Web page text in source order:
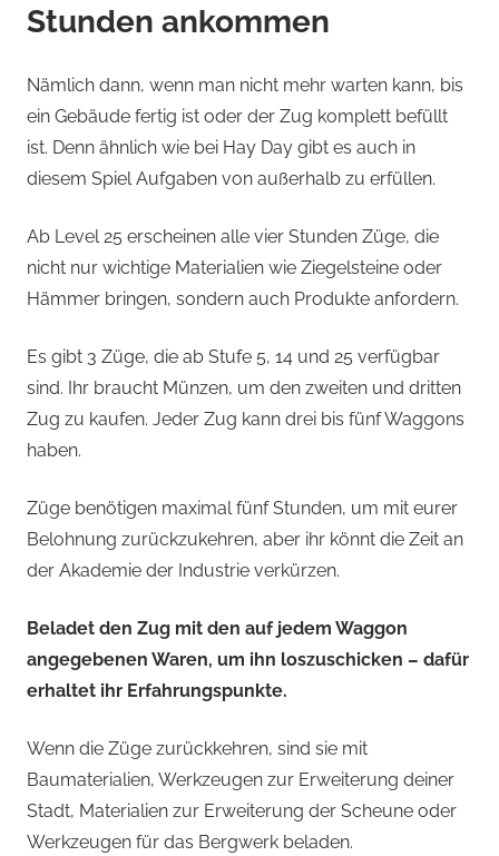
Stunden ankommen
Nämlich dann, wenn man nicht mehr warten kann, bis
ein Gebäude fertig ist oder der Zug komplett befüllt
ist. Denn ähnlich wie bei Hay Day gibt es auch in
diesem Spiel Aufgaben von außerhalb zu erfüllen.
Ab Level 25 erscheinen alle vier Stunden Züge, die
nicht nur wichtige Materialien wie Ziegelsteine oder
Hämmer bringen, sondern auch Produkte anfordern.
Es gibt 3 Züge, die ab Stufe 5, 14 und 25 verfügbar
sind. Ihr braucht Münzen, um den zweiten und dritten
Zug zu kaufen. Jeder Zug kann drei bis fünf Waggons
haben.
Züge benötigen maximal fünf Stunden, um mit eurer
Belohnung zurückzukehren, aber ihr könnt die Zeit an
der Akademie der Industrie verkürzen.
Beladet den Zug mit den auf jedem Waggon
angegebenen Waren, um ihn loszuschicken – dafür
erhaltet ihr Erfahrungspunkte.
Wenn die Züge zurückkehren, sind sie mit
Baumaterialien, Werkzeugen zur Erweiterung deiner
Stadt, Materialien zur Erweiterung der Scheune oder
Werkzeugen für das Bergwerk beladen.